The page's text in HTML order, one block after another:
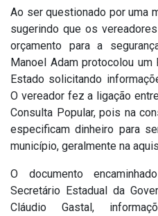
Ao ser questionado por uma
sugerindo que os
orçamento para a
Manoel Adam protocolou um
Estado solicitando
O vereador fez a ligação
Consulta Popular, pois na
especificam dinheiro para
município, geralmente na
O documento
Secretário Estadual da
Cláudio Gastal,